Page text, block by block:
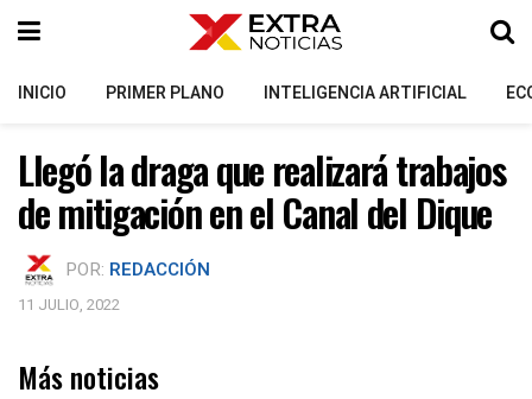
INICIO PRIMER PLANO INTELIGENCIA ARTIFICIAL
Llegó la draga que realizará trabajos
de mitigación en el Canal del Dique
POR: REDACCIÓN
11 JULIO, 2022
Más noticias